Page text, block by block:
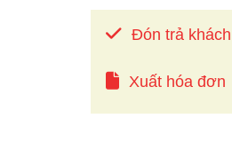
Đón trả khách
Xuất hóa đơn